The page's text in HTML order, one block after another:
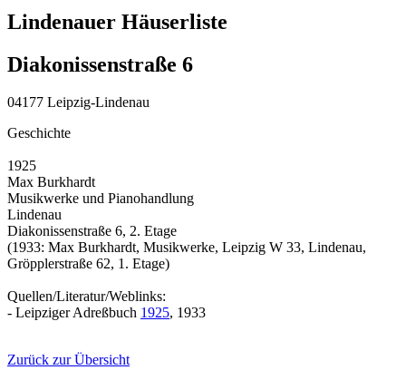
Lindenauer Häuserliste
Diakonissenstraße 6
04177 Leipzig-Lindenau
Geschichte
1925
Max Burkhardt
Musikwerke und Pianohandlung
Lindenau
Diakonissenstraße 6, 2. Etage
(1933: Max Burkhardt, Musikwerke, Leipzig W 33, Lindenau,
Gröpplerstraße 62, 1. Etage)
Quellen/Literatur/Weblinks:
- Leipziger Adreßbuch 1925, 1933
Zurück zur Übersicht